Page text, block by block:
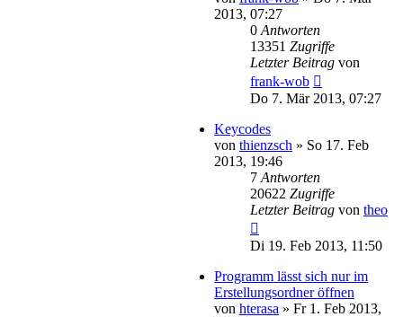
2013, 07:27
0 Antworten
13351 Zugriffe
Letzter Beitrag von
frank-wob
Do 7. Mär 2013, 07:27
Keycodes
von thienzsch » So 17. Feb
2013, 19:46
7 Antworten
20622 Zugriffe
Letzter Beitrag von theo
Di 19. Feb 2013, 11:50
Programm lässt sich nur im
Erstellungsordner öffnen
von hterasa » Fr 1. Feb 2013,